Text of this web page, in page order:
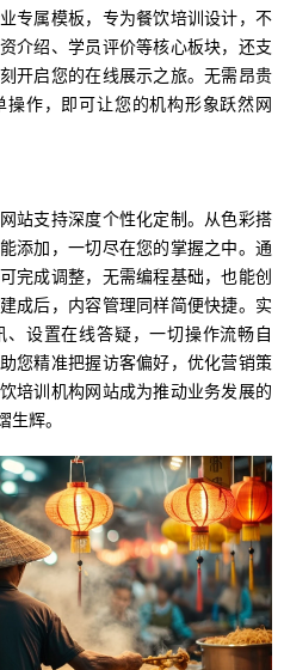
专属模板，专为餐饮培训设计，不
介绍、学员评价等核心板块，还支
开启您的在线展示之旅。无需昂贵
作，即可让您的机构形象跃然网
站支持深度个性化定制。从色彩搭
添加，一切尽在您的掌握之中。通
完成调整，无需编程基础，也能创
成后，内容管理同样简便快捷。实
设置在线答疑，一切操作流畅自
您精准把握访客偏好，优化营销策
培训机构网站成为推动业务发展的
生辉。